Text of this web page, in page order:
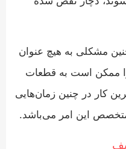
مشکلی به هیچ عنوان
ممکن است به قطعات
کار در چنین زمان‌هایی
متخصص این امر می‌باشد.